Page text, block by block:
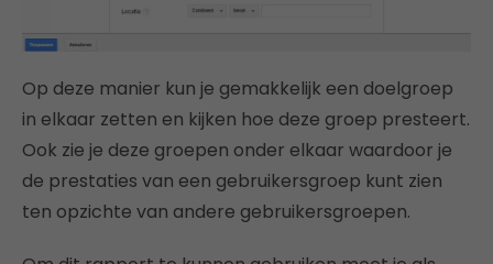
Op deze manier kun je gemakkelijk een doelgroep
in elkaar zetten en kijken hoe deze groep presteert.
Ook zie je deze groepen onder elkaar waardoor je
de prestaties van een gebruikersgroep kunt zien
ten opzichte van andere gebruikersgroepen.